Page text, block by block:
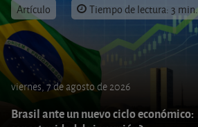
Artículo Tiempo de lectura: 3 min.
viernes, 7 de agosto de 2026
Brasil ante un nuevo ciclo económico: